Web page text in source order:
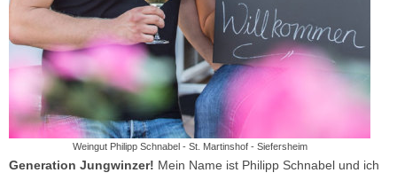
Weingut Philipp Schnabel - St. Martinshof - Siefersheim
Generation Jungwinzer! Mein Name ist Philipp Schnabel und ich